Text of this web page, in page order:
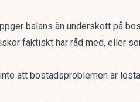
balans än underskott på
faktiskt har råd med, eller
att bostadsproblemen är